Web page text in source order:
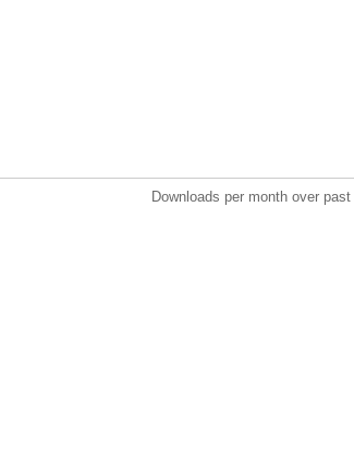
Downloads per month over